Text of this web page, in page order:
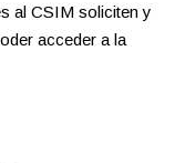
al CSIM soliciten y
acceder a la